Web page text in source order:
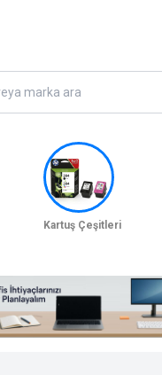
Kartuş Çeşitleri